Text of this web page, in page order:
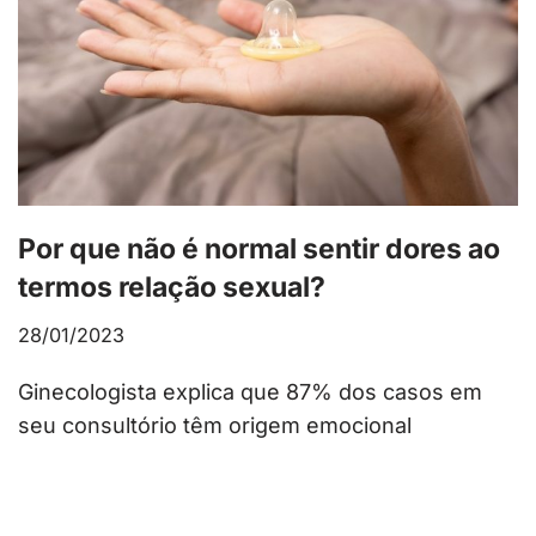
Por que não é normal sentir dores ao
termos relação sexual?
28/01/2023
Ginecologista explica que 87% dos casos em
seu consultório têm origem emocional